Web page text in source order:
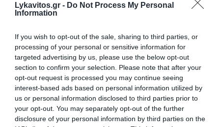
Lykavitos.gr - Do Not Process My Personal
Information
If you wish to opt-out of the sale, sharing to third parties, or
processing of your personal or sensitive information for
targeted advertising by us, please use the below opt-out
section to confirm your selection. Please note that after your
opt-out request is processed you may continue seeing
interest-based ads based on personal information utilized by
us or personal information disclosed to third parties prior to
your opt-out. You may separately opt-out of the further
disclosure of your personal information by third parties on the
«Athletes of the Gods» Daniil Simkin and
stars στο Ωδείο Ηρώδου Αττικού στις 10
Σεπτεμβρίου
Τα μεγαλύτερα αστέρια του μπαλέτου από όλο τον κόσμο
για τους σκοπούς του φιλανθρωπικού σωματείου Aurora